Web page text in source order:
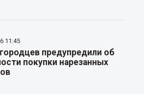
11:45
предупредили об
покупки нарезанных